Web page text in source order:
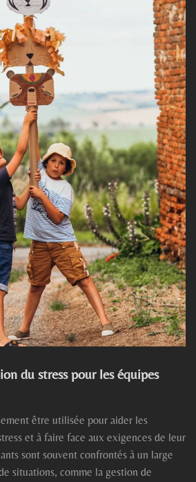
du stress pour les équipes
être utilisée pour aider les
et à faire face aux exigences de leur
sont souvent confrontés à un large
situations, comme la gestion de